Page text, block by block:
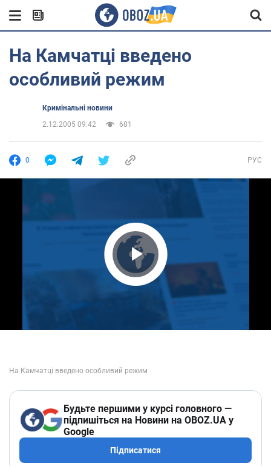
На Камчатці введено
особливий режим
Кримінальні новини
2.12.2005 09:42
681
0 РУС
Play Video
Будьте першими у курсі головного —
підпишіться на Новини на OBOZ.UA у
Google
Підписатися